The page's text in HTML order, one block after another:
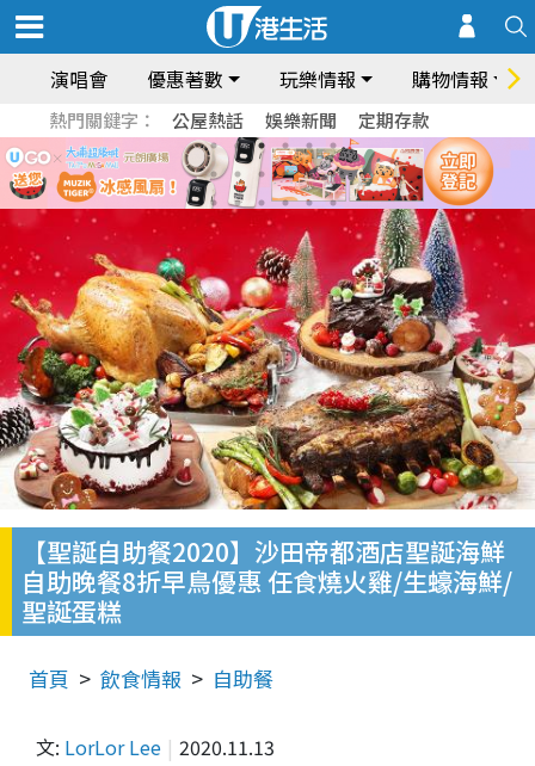
演唱會 優惠著數 玩樂情報 購物情報
熱門關鍵字： 公屋熱話 娛樂新聞 定期存款
【聖誕自助餐2020】沙田帝都酒店聖誕海鮮
自助晚餐8折早鳥優惠 任食燒火雞/生蠔海鮮/
聖誕蛋糕
首頁 飲食情報 自助餐
文: LorLor Lee 2020.11.13